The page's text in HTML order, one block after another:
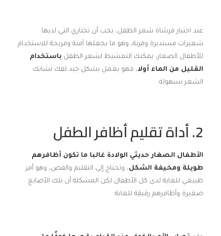
عند اختيار فرشاة شعر الطفل، يجب أن تختاري التي لديها
شعيرات مستديرة ومرنة، وهو ما يجعلها آمنة ومريحة للاستخدام
للأطفال الصغار، يمكنك التمشيط لشعر الطفل باستخدام
القليل من الماء أولا، فهو يعمل بشكل جيد لفك تشابك
الشعر بسهولة.
2. أداة تقليم أظافر الطفل
الأطفال الصغار حديثي الولادة غالبا ما تكون أظافرهم
طويلة ومخيفة الشكل، وتحتاج إلى التقليم والقص، وهو أمر
طبيعي للغاية لدى كل الأطفال لكن المشكلة أن تلك الأصابع
صغيرة وأظافرهم رقيقة للغاية.